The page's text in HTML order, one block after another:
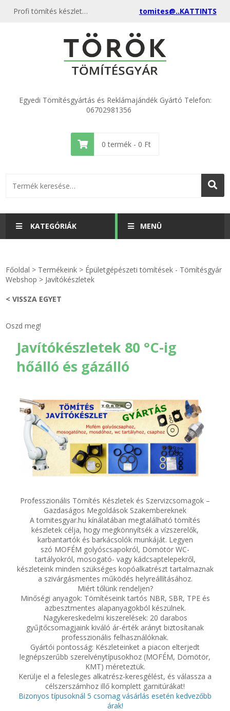
Profi tömítés készletek vízszerelőknek és szaküzleteknek. MOFÉM, Dömötör, KMT és szifon felújító készletek 20 db-os gazdaságos kiszerelésben. Rendeljen raktárról! tomites@..KATTINTS
Egyedi Tömítésgyártás és Reklámajándék Gyártó Telefon:
06702981356
0 termék - 0 Ft
KATEGÓRIÁK
KULCSTARTÓ - KULCSKARIKA
GÉPÉSZET-PÉBÉ-gáz - KÉSZLETEK
TÖMÍTŐ TÁBLA - SZIGETELŐ LEMEZ
GUMILEMEZ - FILC - HÓTOLÓ
TÖMÍTŐ ZSINÓR - RAGASZTÓ
TEHER-ERŐGÉP-MOZDONY TÖMÍTÉS
MOTORKERÉKPÁR-GOKART-QUAD-CSÓNAKMOTOR TÖMÍTÉS
MODELLEZÉS-TECHNIKAI SPORT-MODELLSPORT
KOMPRESSZOR-SZIVATTYÚ TÖMÍTÉS
RÉZ-ALUMÍNIUM ALÁTÉTEK LÁGYÍTVA
GOLYÓK-MAGTISZTÍTÓK-KREATÍV
HOSCH IPARI RAGASZTÓ
O-GYŰRŰ
MENÜ
Rólunk
Hírek
Kapcsolat
ÁSZF
Főoldal > Termékeink > Épületgépészeti tömítések - Tömítésgyár
Webshop > Javítókészletek
< VISSZA EGYET
Oszd meg!
Javítókészletek 80 °C-ig
hőálló és gázálló
Professzionális Tömítés Készletek és Szervizcsomagok –
Gazdaságos Megoldások Szakembereknek
A tomitesgyar.hu kínálatában megtalálható tömítés
készletek célja, hogy megkönnyítsék a vízszerelők,
karbantartók és barkácsolók munkáját. Legyen
szó MOFÉM golyóscsapokról, Dömötör WC-
tartályokról, mosogató- vagy kádcsaptelepekről,
készleteink minden szükséges kopóalkatrészt tartalmaznak
a szivárgásmentes működés helyreállításához.
Miért tőlünk rendeljen?
Minőségi anyagok: Tömítéseink tartós NBR, SBR, TPE és
azbesztmentes alapanyagokból készülnek.
Nagykereskedelmi kiszerelések: 20 darabos
gyűjtőcsomagjaink kiváló ár-érték arányt biztosítanak
professzionális felhasználóknak.
Gyártói pontosság: Készleteinket a piacon elterjedt
legnépszerűbb szerelvénytípusokhoz (MOFÉM, Dömötör,
KMT) méreteztük.
Kerülje el a felesleges alkatrész-keresgélést, és válassza a
célszerszámhoz illő komplett garnitúrákat!
Bizonyos típusoknál 5 csomag vásárlás esetén kedvezőbb
árak!